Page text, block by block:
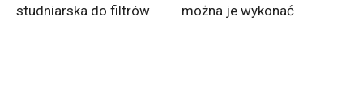
studniarska do filtrów
można je wykonać